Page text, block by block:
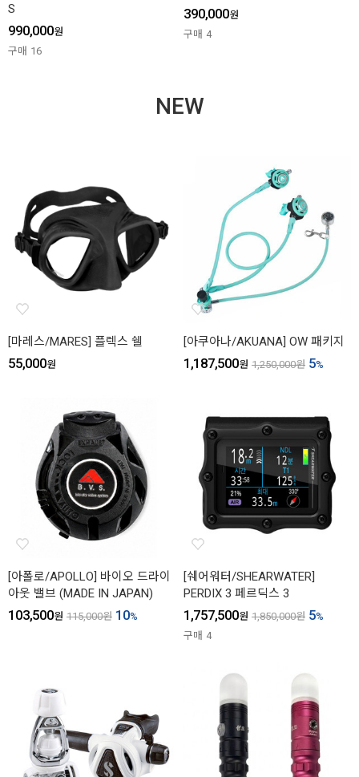
S
990,000원
구매 16
390,000원
구매 4
NEW
[마레스/MARES] 플렉스 쉘
55,000원
[아쿠아나/AKUANA] OW 패키지
1,187,500원 1,250,000원 5%
[아폴로/APOLLO] 바이오 드라이
아웃 밸브 (MADE IN JAPAN)
103,500원 115,000원 10%
[쉐어워터/SHEARWATER]
PERDIX 3 페르딕스 3
1,757,500원 1,850,000원 5%
구매 4